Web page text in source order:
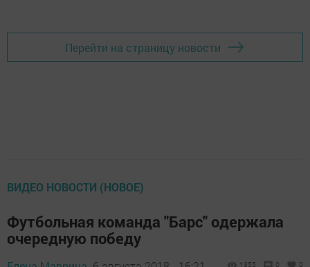
Перейти на страницу новости
ВИДЕО НОВОСТИ (НОВОЕ)
Футбольная команда "Барс" одержала
очередную победу
1355 0 0